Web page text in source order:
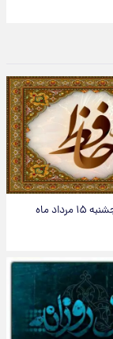
فال حافظ پنجشنبه ۱۵ مرداد ماه